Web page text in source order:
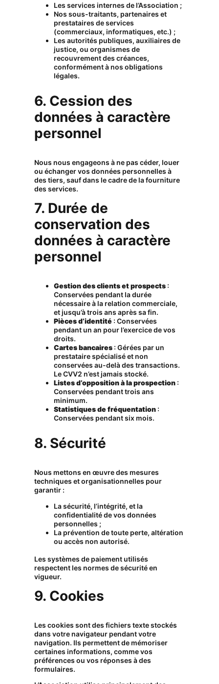
Les services internes de l’Association ;
Nos sous-traitants, partenaires et
prestataires de services
(commerciaux, informatiques, etc.) ;
Les autorités publiques, auxiliaires de
justice, ou organismes de
recouvrement des créances,
conformément à nos obligations
légales.
6. Cession des
données à caractère
personnel
Nous nous engageons à ne pas céder, louer
ou échanger vos données personnelles à
des tiers, sauf dans le cadre de la fourniture
des services.
7. Durée de
conservation des
données à caractère
personnel
Gestion des clients et prospects :
Conservées pendant la durée
nécessaire à la relation commerciale,
et jusqu’à trois ans après sa fin.
Pièces d’identité : Conservées
pendant un an pour l’exercice de vos
droits.
Cartes bancaires : Gérées par un
prestataire spécialisé et non
conservées au-delà des transactions.
Le CVV2 n’est jamais stocké.
Listes d’opposition à la prospection :
Conservées pendant trois ans
minimum.
Statistiques de fréquentation :
Conservées pendant six mois.
8. Sécurité
Nous mettons en œuvre des mesures
techniques et organisationnelles pour
garantir :
La sécurité, l’intégrité, et la
confidentialité de vos données
personnelles ;
La prévention de toute perte, altération
ou accès non autorisé.
Les systèmes de paiement utilisés
respectent les normes de sécurité en
vigueur.
9. Cookies
Les cookies sont des fichiers texte stockés
dans votre navigateur pendant votre
navigation. Ils permettent de mémoriser
certaines informations, comme vos
préférences ou vos réponses à des
formulaires.